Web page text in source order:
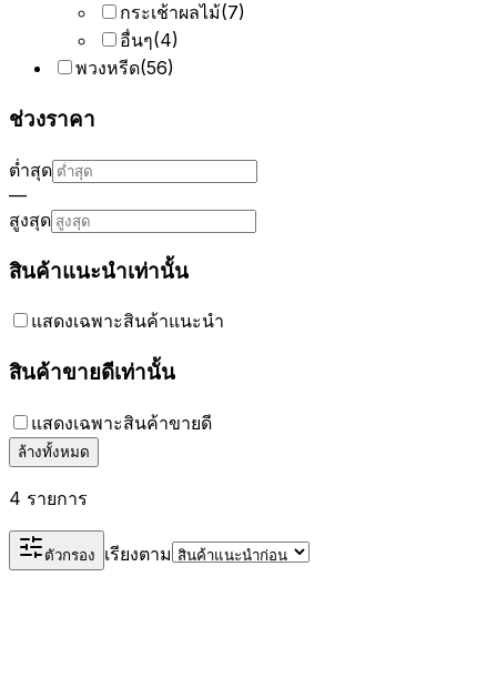
กระเช้าผลไม้(7)
อื่นๆ(4)
พวงหรีด(56)
ช่วงราคา
ต่ำสุด
—
สูงสุด
สินค้าแนะนำเท่านั้น
แสดงเฉพาะสินค้าแนะนำ
สินค้าขายดีเท่านั้น
แสดงเฉพาะสินค้าขายดี
ล้างทั้งหมด
4 รายการ
ตัวกรอง เรียงตาม